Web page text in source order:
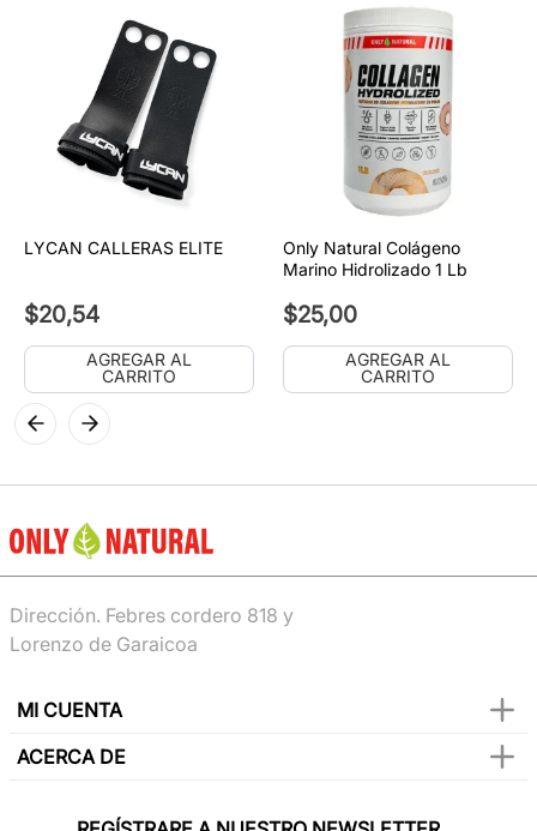
LYCAN CALLERAS ELITE
$20,54
AGREGAR AL
CARRITO
Only Natural Colágeno
Marino Hidrolizado 1 Lb
$25,00
AGREGAR AL
CARRITO
Dirección. Febres cordero 818 y
Lorenzo de Garaicoa
MI CUENTA
ACERCA DE